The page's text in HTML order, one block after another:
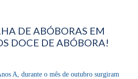
DE ABÓBORAS EM
DOCE DE ABÓBORA!
A, durante o mês de outubro surgiram